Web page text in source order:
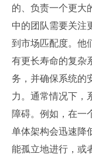
的、负责一个更大
中的团队需要关注
到市场匹配度。他
有更长寿命的复杂
务，并确保系统的
力。通常情况下，
障碍。例如，在一
单体架构会迅速降
能孤立地进行，或